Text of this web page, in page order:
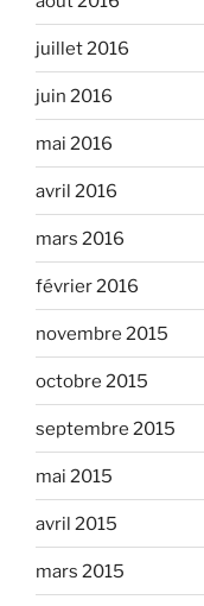
juillet 2016
juin 2016
mai 2016
avril 2016
mars 2016
février 2016
novembre 2015
octobre 2015
septembre 2015
mai 2015
avril 2015
mars 2015